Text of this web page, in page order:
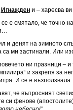
Игнаждени – харесва
се е смятало, че точно
и денят на зимното
са ми застинали. Или
ни празници –
и закрепя за
И се е
че въпросният
си фенове